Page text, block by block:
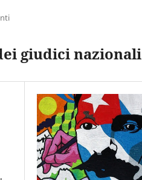
giudici nazionali